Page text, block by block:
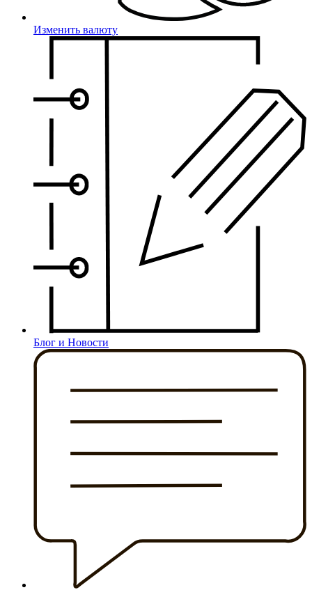
Изменить валюту
Блог и Новости